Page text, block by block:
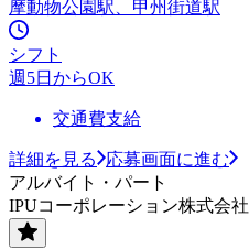
摩動物公園駅、甲州街道駅
シフト
週5日からOK
交通費支給
詳細を見る
応募画面に進む
アルバイト・パート
IPUコーポレーション株式会社